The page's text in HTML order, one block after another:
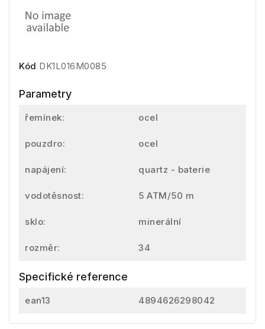
Kód DK1L016M0085
Parametry
řemínek: ocel
pouzdro: ocel
napájení: quartz - baterie
vodotěsnost: 5 ATM/50 m
sklo: minerální
rozměr: 34
Specifické reference
ean13 4894626298042